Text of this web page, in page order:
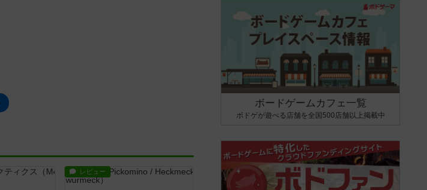
レビュー
ボードゲームカフェ一覧
ボドゲが遊べる店舗を全国500店舗以上掲載中